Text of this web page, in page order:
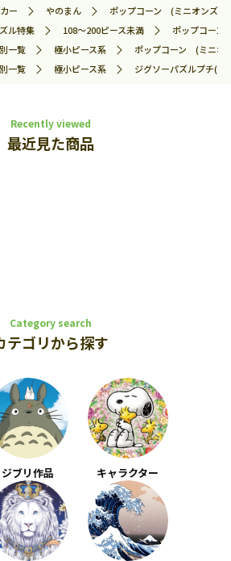
ー やのまん
ポップコーン (ミニオンズ)
ル特集 108～200ピース未満
ポップコー
一覧 極小ピース系
ポップコーン (ミニオ
一覧 極小ピース系 ジグソーパズルプチ(や
Recently viewed
最近見た商品
Category search
テゴリから探す
ジブリ作品 キャラクター